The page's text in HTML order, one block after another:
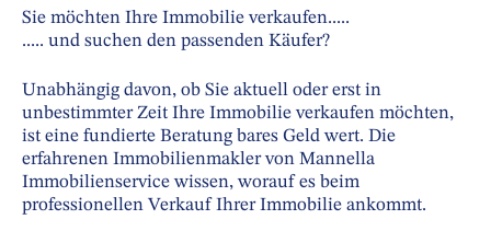
Sie möchten Ihre Immobilie verkaufen.....
..... und suchen den passenden Käufer?
Unabhängig davon, ob Sie aktuell oder erst in
unbestimmter Zeit Ihre Immobilie verkaufen möchten,
ist eine fundierte Beratung bares Geld wert. Die
erfahrenen Immobilienmakler von Mannella
Immobilienservice wissen, worauf es beim
professionellen Verkauf Ihrer Immobilie ankommt.